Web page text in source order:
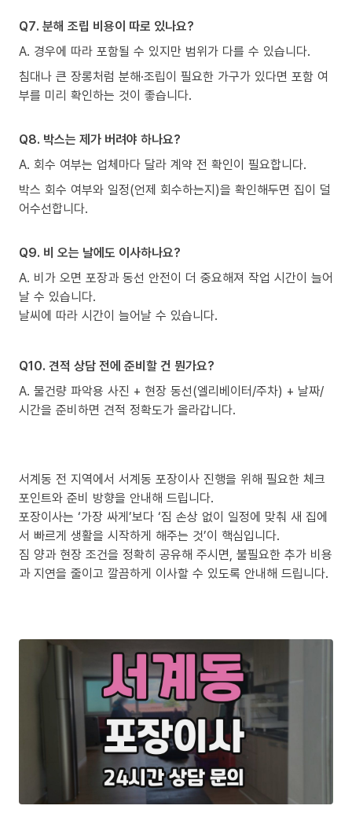
Q7. 분해 조립 비용이 따로 있나요?
A. 경우에 따라 포함될 수 있지만 범위가 다를 수 있습니다.
침대나 큰 장롱처럼 분해·조립이 필요한 가구가 있다면 포함 여
부를 미리 확인하는 것이 좋습니다.
Q8. 박스는 제가 버려야 하나요?
A. 회수 여부는 업체마다 달라 계약 전 확인이 필요합니다.
박스 회수 여부와 일정(언제 회수하는지)을 확인해두면 집이 덜
어수선합니다.
Q9. 비 오는 날에도 이사하나요?
A. 비가 오면 포장과 동선 안전이 더 중요해져 작업 시간이 늘어
날 수 있습니다.
날씨에 따라 시간이 늘어날 수 있습니다.
Q10. 견적 상담 전에 준비할 건 뭔가요?
A. 물건량 파악용 사진 + 현장 동선(엘리베이터/주차) + 날짜/
시간을 준비하면 견적 정확도가 올라갑니다.
서계동 전 지역에서 서계동 포장이사 진행을 위해 필요한 체크
포인트와 준비 방향을 안내해 드립니다.
포장이사는 ‘가장 싸게’보다 ‘짐 손상 없이 일정에 맞춰 새 집에
서 빠르게 생활을 시작하게 해주는 것’이 핵심입니다.
짐 양과 현장 조건을 정확히 공유해 주시면, 불필요한 추가 비용
과 지연을 줄이고 깔끔하게 이사할 수 있도록 안내해 드립니다.